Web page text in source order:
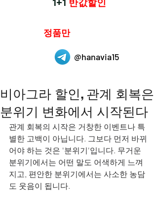
1+1 반값할인
정품만
@hanavia15
비아그라 할인, 관계 회복은
분위기 변화에서 시작된다
관계 회복의 시작은 거창한 이벤트나 특
별한 고백이 아닙니다. 그보다 먼저 바뀌
어야 하는 것은 '분위기'입니다. 무거운
분위기에서는 어떤 말도 어색하게 느껴
지고, 편안한 분위기에서는 사소한 농담
도 웃음이 됩니다.